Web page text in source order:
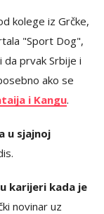
kolege iz Grčke,
"Sport Dog",
da prvak Srbije i
ako se
i Kangu.
u sjajnoj
karijeri kada je
novinar uz